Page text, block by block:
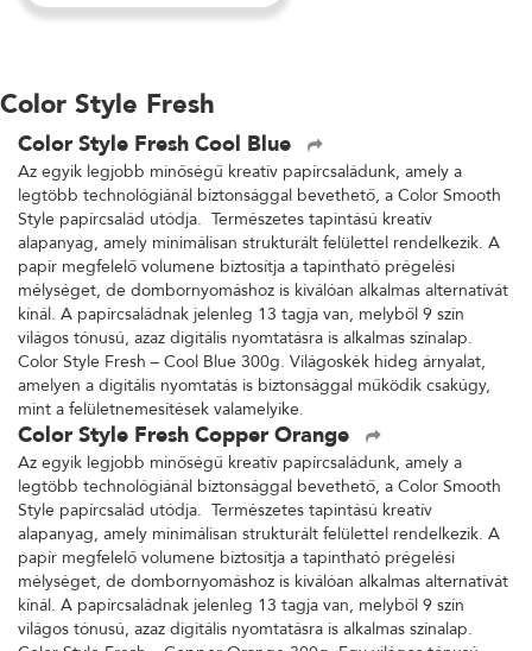
Color Style Fresh
Color Style Fresh Cool Blue
Az egyik legjobb minőségű kreatív papírcsaládunk, amely a
legtöbb technológiánál biztonsággal bevethető, a Color Smooth
Style papírcsalád utódja. Természetes tapintású kreatív
alapanyag, amely minimálisan strukturált felülettel rendelkezik. A
papír megfelelő volumene biztosítja a tapintható prégelési
mélységet, de dombornyomáshoz is kiválóan alkalmas alternatívát
kínál. A papírcsaládnak jelenleg 13 tagja van, melyből 9 szín
világos tónusú, azaz digitális nyomtatásra is alkalmas színalap.
Color Style Fresh – Cool Blue 300g. Világoskék hideg árnyalat,
amelyen a digitális nyomtatás is biztonsággal működik csakúgy,
mint a felületnemesítések valamelyike.
Color Style Fresh Copper Orange
Az egyik legjobb minőségű kreatív papírcsaládunk, amely a
legtöbb technológiánál biztonsággal bevethető, a Color Smooth
Style papírcsalád utódja. Természetes tapintású kreatív
alapanyag, amely minimálisan strukturált felülettel rendelkezik. A
papír megfelelő volumene biztosítja a tapintható prégelési
mélységet, de dombornyomáshoz is kiválóan alkalmas alternatívát
kínál. A papírcsaládnak jelenleg 13 tagja van, melyből 9 szín
világos tónusú, azaz digitális nyomtatásra is alkalmas színalap.